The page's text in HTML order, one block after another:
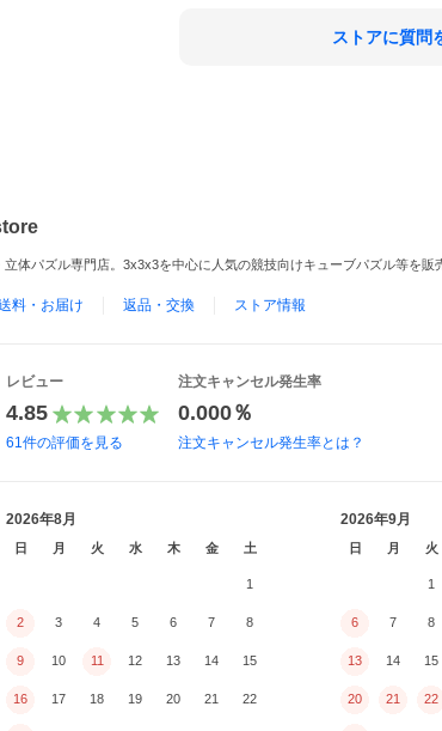
ストアに質問
体パズル専門店。3x3x3を中心に人気の競技向けキューブパズル等を販
料・お届け 返品・交換 ストア情報
レビュー
4.85
61件の評価を見る
注文キャンセル発生率
0.000％
注文キャンセル発生率とは？
2026年8月
日 月 火 水 木 金 土
1
2 3 4 5 6 7 8
9 10 11 12 13 14 15
16 17 18 19 20 21 22
2026年9月
日 月 火
1
6 7 8
13 14 15
20 21 22